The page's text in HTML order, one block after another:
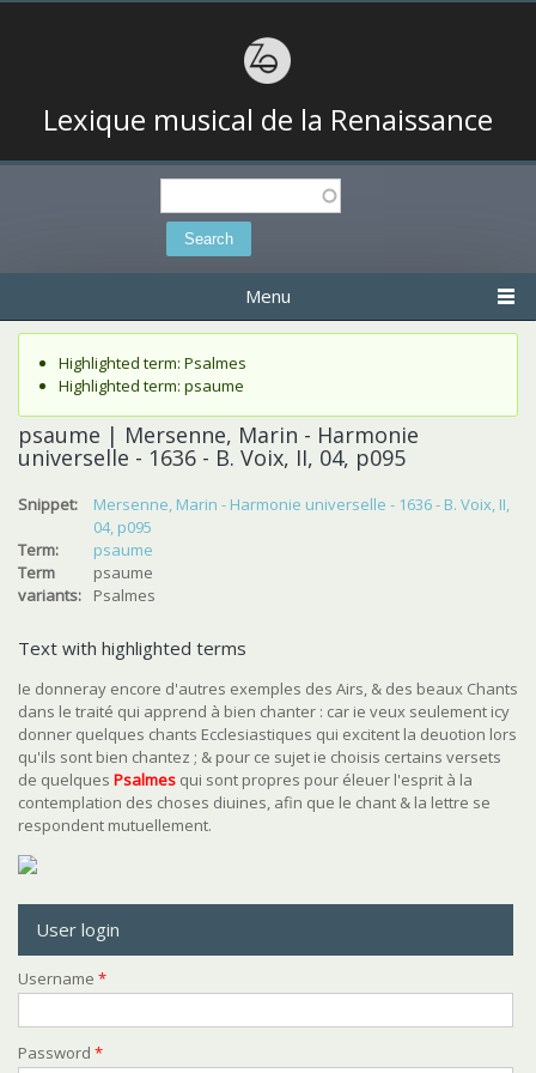
Lexique musical de la Renaissance
Search
Menu
Status message
Highlighted term: Psalmes
Highlighted term: psaume
psaume | Mersenne, Marin - Harmonie
universelle - 1636 - B. Voix, II, 04, p095
Snippet:
Mersenne, Marin - Harmonie universelle - 1636 - B. Voix, II,
04, p095
Term:
psaume
Term
variants:
psaume
Psalmes
Text with highlighted terms
Ie donneray encore d'autres exemples des Airs, & des beaux Chants
dans le traité qui apprend à bien chanter : car ie veux seulement icy
donner quelques chants Ecclesiastiques qui excitent la deuotion lors
qu'ils sont bien chantez ; & pour ce sujet ie choisis certains versets
de quelques Psalmes qui sont propres pour éleuer l'esprit à la
contemplation des choses diuines, afin que le chant & la lettre se
respondent mutuellement.
User login
Username *
Password *